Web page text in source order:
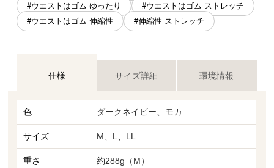
#ウエストはゴム ゆったり
#ウエストはゴム ストレッチ
#ウエストはゴム 伸縮性
#伸縮性 ストレッチ
仕様 サイズ詳細 環境情報
色 ダークネイビー、モカ
サイズ M、L、LL
重さ 約288g（M）